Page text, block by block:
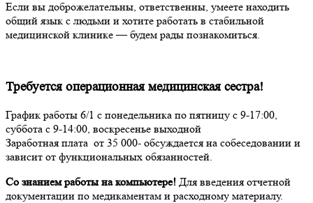
Если вы доброжелательны, ответственны, умеете находить
общий язык с людьми и хотите работать в стабильной
медицинской клинике — будем рады познакомиться.
Требуется операционная медицинская сестра!
График работы 6/1 с понедельника по пятницу с 9-17:00,
суббота с 9-14:00, воскресенье выходной
Заработная плата от 35 000- обсуждается на собеседовании и
зависит от функциональных обязанностей.
Со знанием работы на компьютере! Для введения отчетной
документации по медикаментам и расходному материалу.